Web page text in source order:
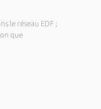
le réseau EDF ;
que